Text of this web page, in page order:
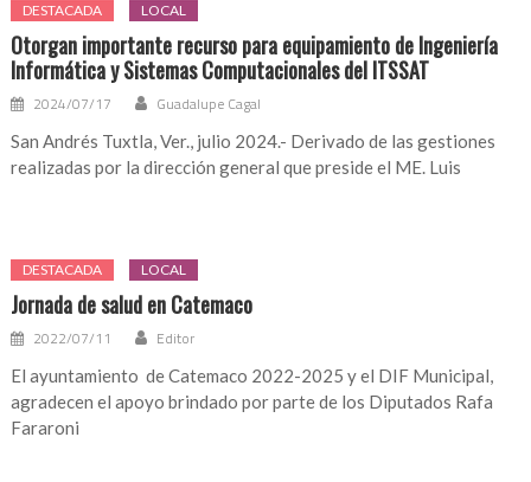
DESTACADA LOCAL
Otorgan importante recurso para equipamiento de Ingeniería
Informática y Sistemas Computacionales del ITSSAT
2024/07/17 Guadalupe Cagal
San Andrés Tuxtla, Ver., julio 2024.- Derivado de las gestiones
realizadas por la dirección general que preside el ME. Luis
DESTACADA LOCAL
Jornada de salud en Catemaco
2022/07/11 Editor
El ayuntamiento de Catemaco 2022-2025 y el DIF Municipal,
agradecen el apoyo brindado por parte de los Diputados Rafa
Fararoni